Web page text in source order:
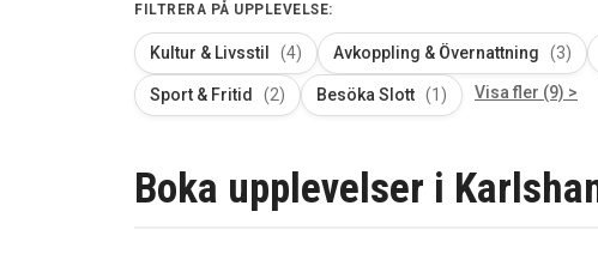
FILTRERA PÅ UPPLEVELSE:
Kultur & Livsstil (4) Avkoppling & Övernattning (3)
Sport & Fritid (2) Besöka Slott (1) Visa fler (9) >
Boka upplevelser i